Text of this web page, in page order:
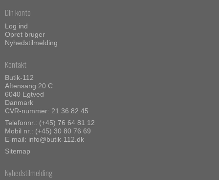
Din konto
Log ind
Opret bruger
Nyhedstilmelding
Kontakt
Butik-112
Aftensang 20 C
6040 Egtved
Danmark
CVR-nummer: 21 36 82 45
Telefonnr.: (+45) 76 64 81 12
Mobil nr.: (+45) 30 80 76 69
E-mail: info@butik-112.dk
Sitemap
Nyhedstilmelding